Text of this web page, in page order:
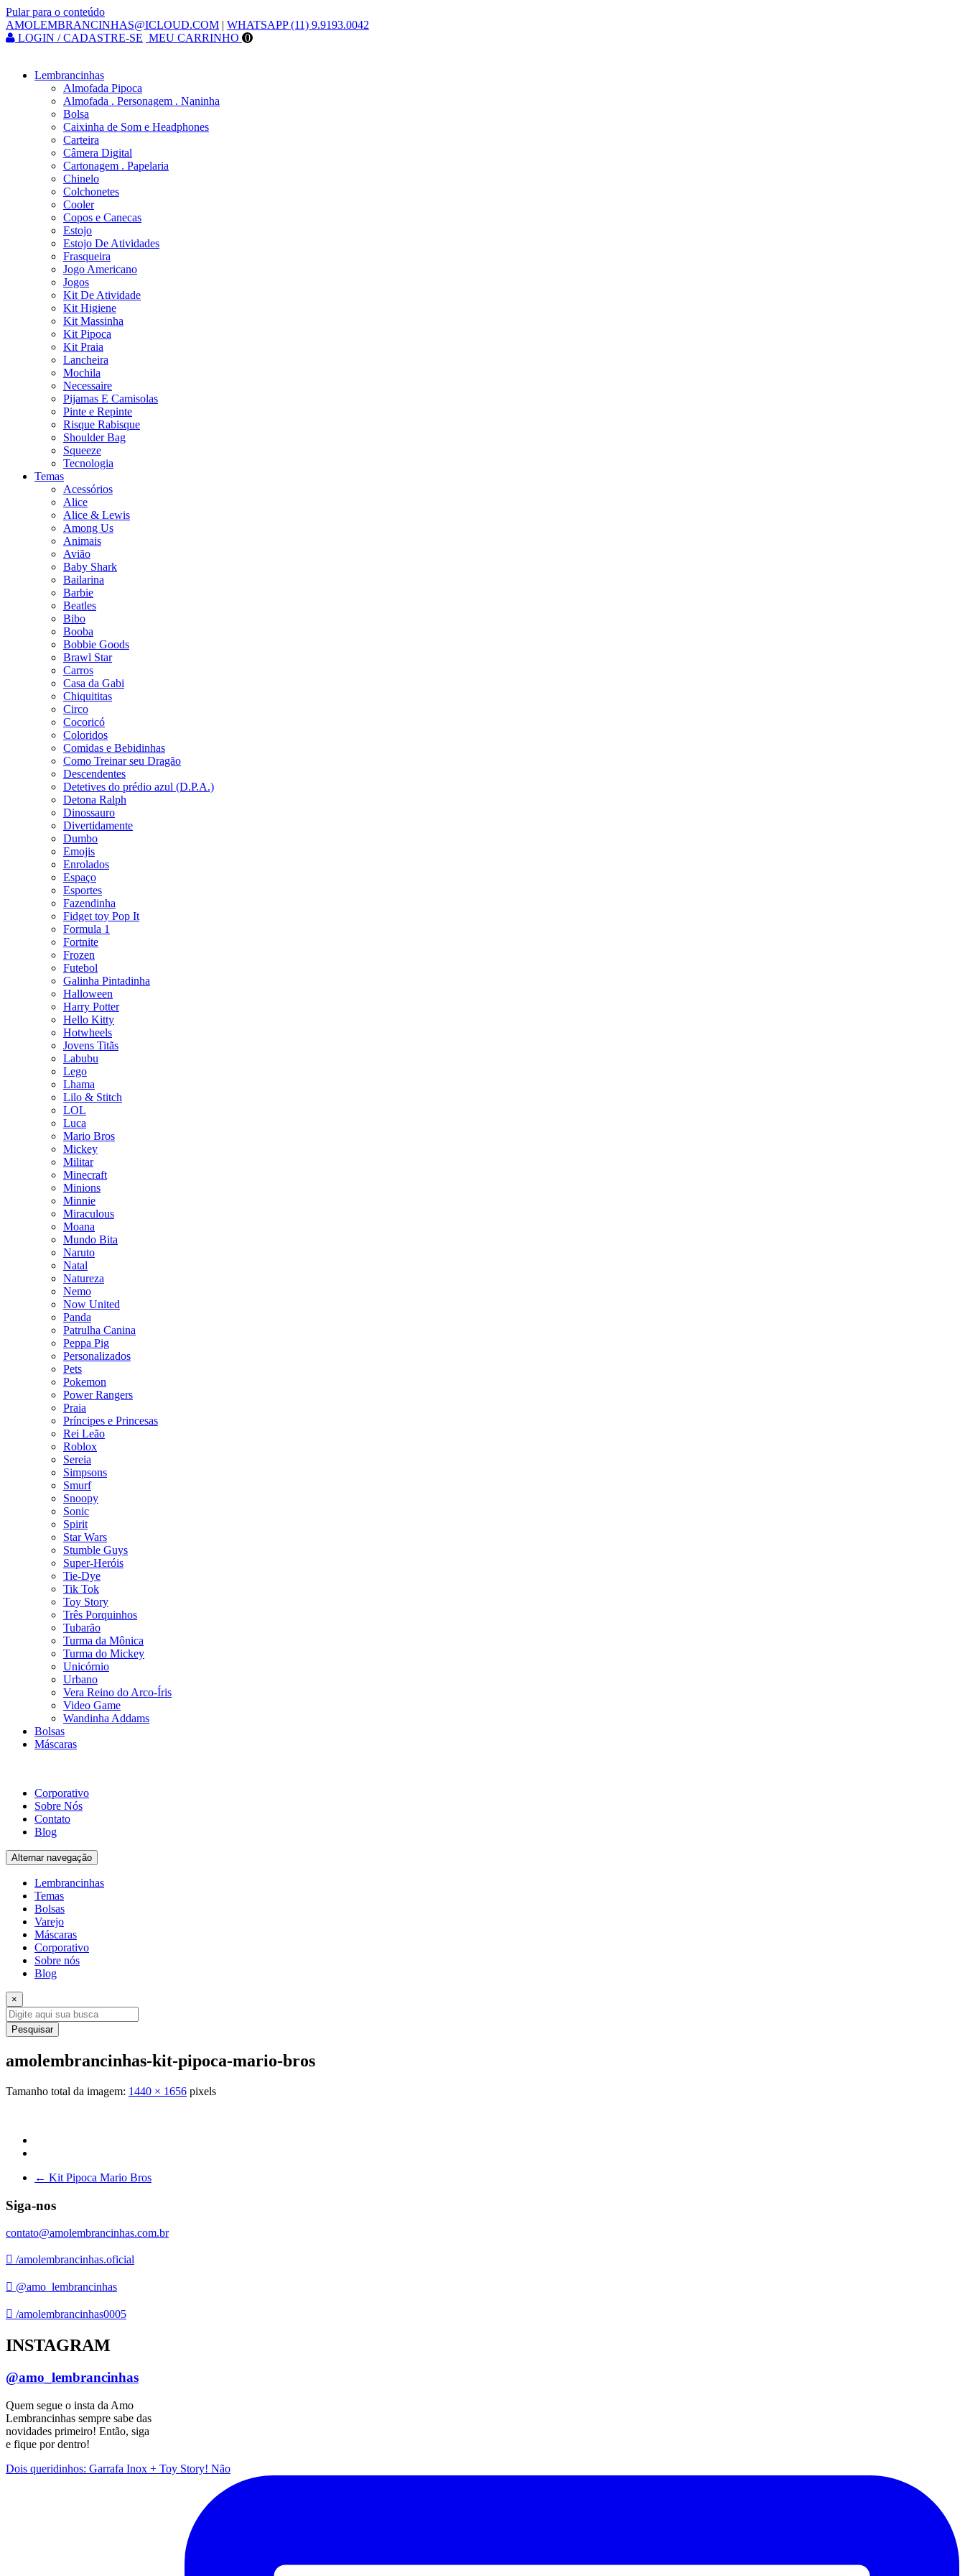
Pular para o conteúdo
AMOLEMBRANCINHAS@ICLOUD.COM | WHATSAPP (11) 9.9193.0042
LOGIN / CADASTRE-SE MEU CARRINHO 0
Lembrancinhas
Almofada Pipoca
Almofada . Personagem . Naninha
Bolsa
Caixinha de Som e Headphones
Carteira
Câmera Digital
Cartonagem . Papelaria
Chinelo
Colchonetes
Cooler
Copos e Canecas
Estojo
Estojo De Atividades
Frasqueira
Jogo Americano
Jogos
Kit De Atividade
Kit Higiene
Kit Massinha
Kit Pipoca
Kit Praia
Lancheira
Mochila
Necessaire
Pijamas E Camisolas
Pinte e Repinte
Risque Rabisque
Shoulder Bag
Squeeze
Tecnologia
Temas
Acessórios
Alice
Alice & Lewis
Among Us
Animais
Avião
Baby Shark
Bailarina
Barbie
Beatles
Bibo
Booba
Bobbie Goods
Brawl Star
Carros
Casa da Gabi
Chiquititas
Circo
Cocoricó
Coloridos
Comidas e Bebidinhas
Como Treinar seu Dragão
Descendentes
Detetives do prédio azul (D.P.A.)
Detona Ralph
Dinossauro
Divertidamente
Dumbo
Emojis
Enrolados
Espaço
Esportes
Fazendinha
Fidget toy Pop It
Formula 1
Fortnite
Frozen
Futebol
Galinha Pintadinha
Halloween
Harry Potter
Hello Kitty
Hotwheels
Jovens Titãs
Labubu
Lego
Lhama
Lilo & Stitch
LOL
Luca
Mario Bros
Mickey
Militar
Minecraft
Minions
Minnie
Miraculous
Moana
Mundo Bita
Naruto
Natal
Natureza
Nemo
Now United
Panda
Patrulha Canina
Peppa Pig
Personalizados
Pets
Pokemon
Power Rangers
Praia
Príncipes e Princesas
Rei Leão
Roblox
Sereia
Simpsons
Smurf
Snoopy
Sonic
Spirit
Star Wars
Stumble Guys
Super-Heróis
Tie-Dye
Tik Tok
Toy Story
Três Porquinhos
Tubarão
Turma da Mônica
Turma do Mickey
Unicórnio
Urbano
Vera Reino do Arco-Íris
Video Game
Wandinha Addams
Bolsas
Máscaras
Corporativo
Sobre Nós
Contato
Blog
Alternar navegação
Lembrancinhas
Temas
Bolsas
Varejo
Máscaras
Corporativo
Sobre nós
Blog
×
Pesquisar
amolembrancinhas-kit-pipoca-mario-bros
Tamanho total da imagem: 1440 × 1656 pixels
← Kit Pipoca Mario Bros
Siga-nos
contato@amolembrancinhas.com.br
/amolembrancinhas.oficial
@amo_lembrancinhas
/amolembrancinhas0005
INSTAGRAM
@amo_lembrancinhas
Quem segue o insta da Amo
Lembrancinhas sempre sabe das
novidades primeiro! Então, siga
e fique por dentro!
Dois queridinhos: Garrafa Inox + Toy Story! Não